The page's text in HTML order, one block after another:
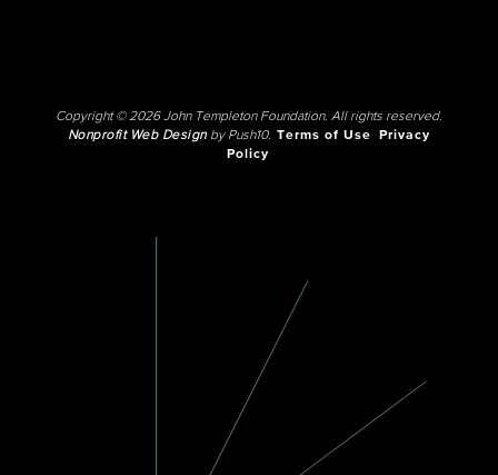
Copyright © 2026 John Templeton Foundation. All rights reserved.
Nonprofit Web Designby Push10. Terms of Use
Privacy
Policy